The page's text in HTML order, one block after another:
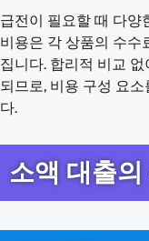
급전이 필요할 때 다양
비용은 각 상품의 수수
집니다. 합리적 비교
되므로, 비용 구성 요
다.
소액 대출